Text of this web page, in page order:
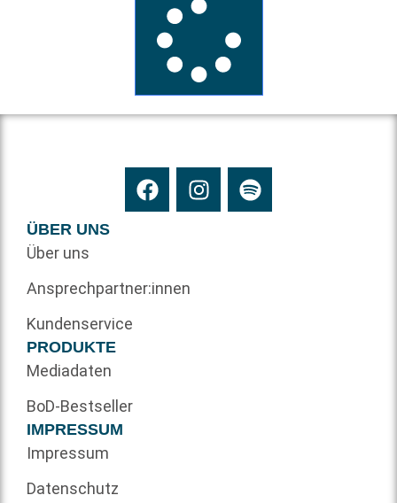
ÜBER UNS
Über uns
Ansprechpartner:innen
Kundenservice
PRODUKTE
Mediadaten
BoD-Bestseller
IMPRESSUM
Impressum
Datenschutz